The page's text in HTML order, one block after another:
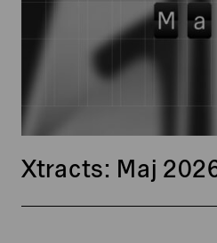
Xtracts: Maj